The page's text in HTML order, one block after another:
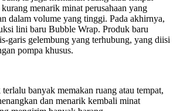
menarik minat perusahaan yang
dalam volume yang tinggi. Pada akhirnya,
lini baru Bubble Wrap. Produk baru
garis gelembung yang terhubung, yang diisi
pompa khusus.
banyak memakan ruang atau tempat,
dan menarik kembali minat